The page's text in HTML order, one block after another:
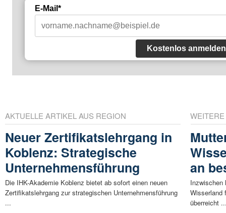
E-Mail*
Kostenlos anmelden
AKTUELLE ARTIKEL AUS REGION
Neuer Zertifikatslehrgang in
Koblenz: Strategische
Unternehmensführung
Die IHK-Akademie Koblenz bietet ab sofort einen neuen
Zertifikatslehrgang zur strategischen Unternehmensführung
...
an
Inzwischen
Wisserland
überreicht